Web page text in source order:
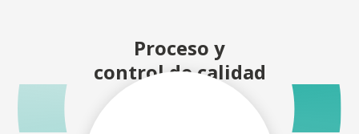
Proceso y
control de calidad